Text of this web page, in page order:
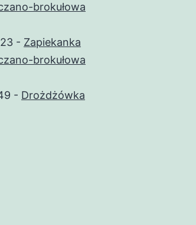
brokułowa
- Zapiekanka
brokułowa
- Drożdżówka